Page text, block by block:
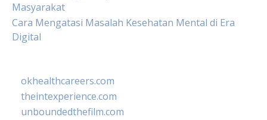
Masyarakat
Cara Mengatasi Masalah Kesehatan Mental di Era
Digital
okhealthcareers.com
theintexperience.com
unboundedthefilm.com